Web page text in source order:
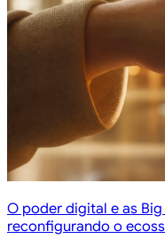
O poder digital e as
reconfigurando o